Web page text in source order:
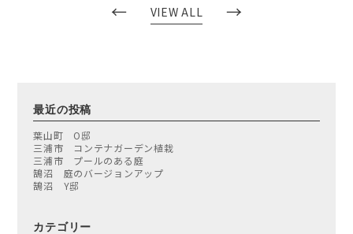
← VIEW ALL →
最近の投稿
葉山町 O邸
三浦市 コンテナガーデン植栽
三浦市 プールのある庭
鵠沼 庭のバージョンアップ
鵠沼 Y邸
カテゴリー